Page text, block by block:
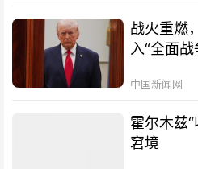
战火重燃
入“全面战
中国新闻网
霍尔木兹
窘境